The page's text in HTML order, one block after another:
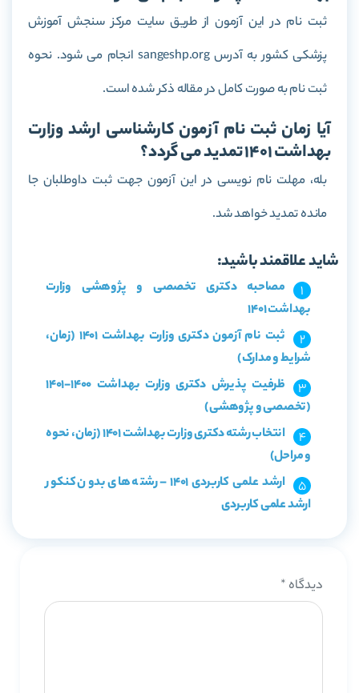
ثبت نام در این آزمون از طریق سایت مرکز سنجش آموزش
پزشکی کشور به آدرس sangeshp.org انجام می شود. نحوه
ثبت نام به صورت کامل در مقاله ذکر شده است.
آیا زمان ثبت نام آزمون کارشناسی ارشد وزارت
بهداشت 1401 تمدید می گردد؟
بله، مهلت نام نویسی در این آزمون جهت ثبت داوطلبان جا
مانده تمدید خواهد شد.
شاید علاقمند باشید:
مصاحبه دکتری تخصصی و پژوهشی وزارت
بهداشت 1401
ثبت نام آزمون دکتری وزارت بهداشت 1401 (زمان،
شرایط و مدارک)
ظرفیت پذیرش دکتری وزارت بهداشت 1400-1401
(تخصصی و پژوهشی)
انتخاب رشته دکتری وزارت بهداشت 1401 (زمان، نحوه
و مراحل)
ارشد علمی کاربردی 1401 – رشته های بدون کنکور
ارشد علمی کاربردی
دیدگاه *